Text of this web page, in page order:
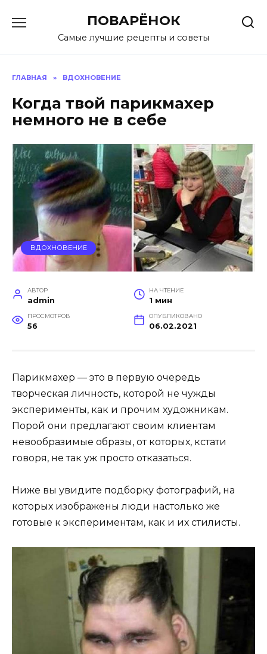
содержанию
ПОВАРЁНОК
Самые лучшие рецепты и советы
ГЛАВНАЯ » ВДОХНОВЕНИЕ
Когда твой парикмахер
немного не в себе
ВДОХНОВЕНИЕ
АВТОР
admin
НА ЧТЕНИЕ
1 мин
ПРОСМОТРОВ
56
ОПУБЛИКОВАНО
06.02.2021
Парикмахер — это в первую очередь
творческая личность, которой не чужды
эксперименты, как и прочим художникам.
Порой они предлагают своим клиентам
невообразимые образы, от которых, кстати
говоря, не так уж просто отказаться.
Ниже вы увидите подборку фотографий, на
которых изображены люди настолько же
готовые к экспериментам, как и их стилисты.